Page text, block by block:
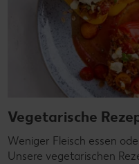
Vegetarische
Weniger Fleisch essen
Unsere vegetarischen